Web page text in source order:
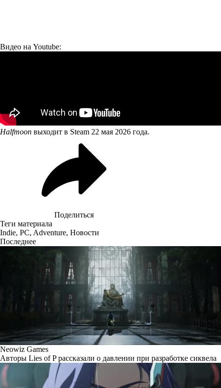
Видео на Youtube:
Halfmoon выходит в Steam 22 мая 2026 года.
Поделиться
Теги материала
Indie, PC, Adventure, Новости
Последнее
Neowiz Games
Авторы Lies of P рассказали о давлении при разработке сиквела